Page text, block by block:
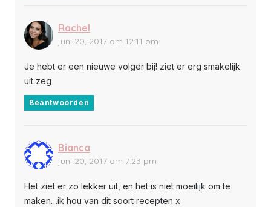
Rachel
juni 20, 2017 om 12:11 pm
Je hebt er een nieuwe volger bij! ziet er erg smakelijk
uit zeg
Beantwoorden
Bianca
juni 20, 2017 om 7:23 pm
Het ziet er zo lekker uit, en het is niet moeilijk om te
maken…ik hou van dit soort recepten x